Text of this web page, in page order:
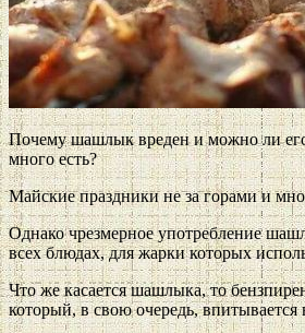
Почему шашлык вреден и можно ли
много есть?
Майские праздники не за горами и
Однако чрезмерное употребление
всех блюдах, для жарки которых
Что же касается шашлыка, то
который, в свою очередь, впитывается